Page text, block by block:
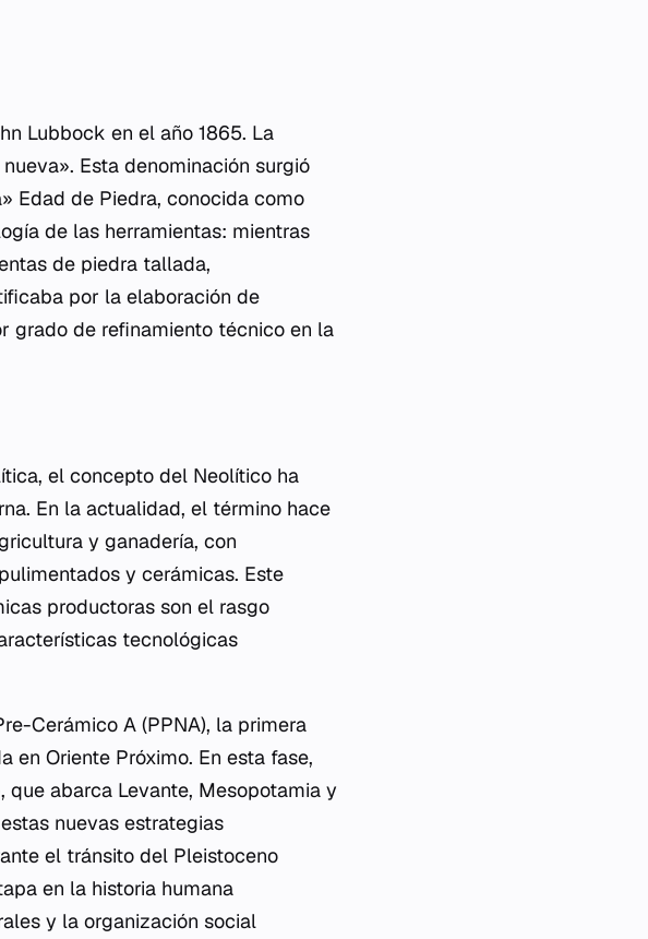
Lubbock en el año 1865. La
Esta denominación surgió
Edad de Piedra, conocida como
de las herramientas: mientras
de piedra tallada,
por la elaboración de
grado de refinamiento técnico en la
el concepto del Neolítico ha
En la actualidad, el término hace
y ganadería, con
y cerámicas. Este
productoras son el rasgo
tecnológicas
Cerámico A (PPNA), la primera
Oriente Próximo. En esta fase,
abarca Levante, Mesopotamia y
nuevas estrategias
el tránsito del Pleistoceno
en la historia humana
y la organización social